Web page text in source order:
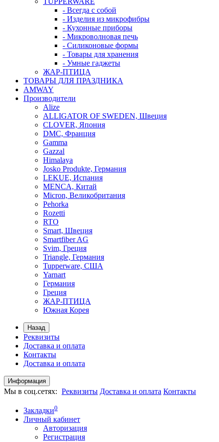
- Всегда с собой
- Изделия из микрофибры
- Кухонные приборы
- Микроволновая печь
- Силиконовые формы
- Товары для хранения
- Умные гаджеты
ЖАР-ПТИЦА
ТОВАРЫ ДЛЯ ПРАЗДНИКА
AMWAY
Производители
Alize
ALLIGATOR OF SWEDEN, Швеция
CLOVER, Япония
DMC, Франция
Gamma
Gazzal
Himalaya
Josko Produkte, Германия
LEKUE, Испания
MENCA, Китай
Micron, Великобритания
Pehorka
Rozetti
RTO
Smart, Швеция
Smartfiber AG
Svim, Греция
Triangle, Германия
Tupperware, США
Yarnart
Германия
Греция
ЖАР-ПТИЦА
Южная Корея
Назад
Реквизиты
Доставка и оплата
Контакты
Доставка и оплата
Информация
Мы в соц.сетях: Реквизиты Доставка и оплата Контакты
Закладки0
Личный кабинет
Авторизация
Регистрация